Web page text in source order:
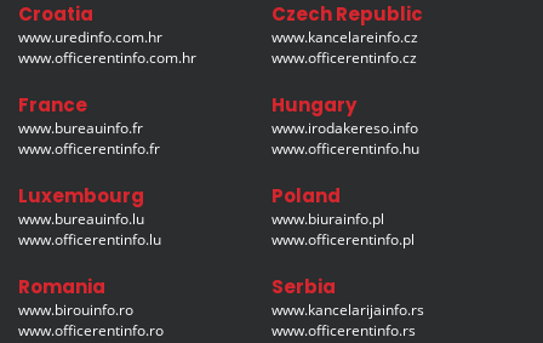
Croatia
www.uredinfo.com.hr
www.officerentinfo.com.hr
Czech Republic
www.kancelareinfo.cz
www.officerentinfo.cz
France
www.bureauinfo.fr
www.officerentinfo.fr
Hungary
www.irodakereso.info
www.officerentinfo.hu
Luxembourg
www.bureauinfo.lu
www.officerentinfo.lu
Poland
www.biurainfo.pl
www.officerentinfo.pl
Romania
www.birouinfo.ro
www.officerentinfo.ro
Serbia
www.kancelarijainfo.rs
www.officerentinfo.rs